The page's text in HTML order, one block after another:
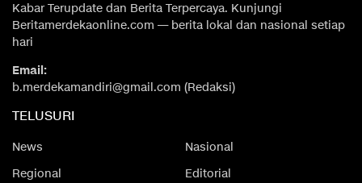
Kabar Terupdate dan Berita Terpercaya. Kunjungi
Beritamerdekaonline.com — berita lokal dan nasional setiap
hari
Email:
b.merdekamandiri@gmail.com (Redaksi)
TELUSURI
News
Nasional
Regional
Editorial